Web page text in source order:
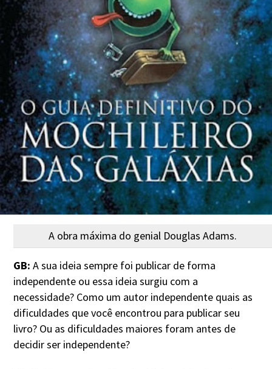
A obra máxima do genial Douglas Adams.
GB: A sua ideia sempre foi publicar de forma
independente ou essa ideia surgiu com a
necessidade? Como um autor independente quais as
dificuldades que você encontrou para publicar seu
livro? Ou as dificuldades maiores foram antes de
decidir ser independente?